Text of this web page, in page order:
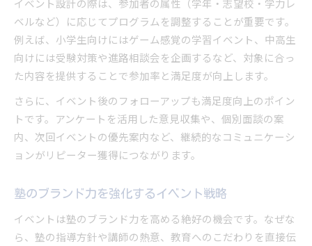
ベルなど）に応じてプログラムを調整することが重要です。
例えば、小学生向けにはゲーム感覚の学習イベント、中高生
向けには受験対策や進路相談会を企画するなど、対象に合っ
た内容を提供することで参加率と満足度が向上します。
さらに、イベント後のフォローアップも満足度向上のポイン
トです。アンケートを活用した意見収集や、個別面談の案
内、次回イベントの優先案内など、継続的なコミュニケーシ
ョンがリピーター獲得につながります。
塾のブランド力を強化するイベント戦略
イベントは塾のブランド力を高める絶好の機会です。なぜな
ら、塾の指導方針や講師の熱意、教育へのこだわりを直接伝